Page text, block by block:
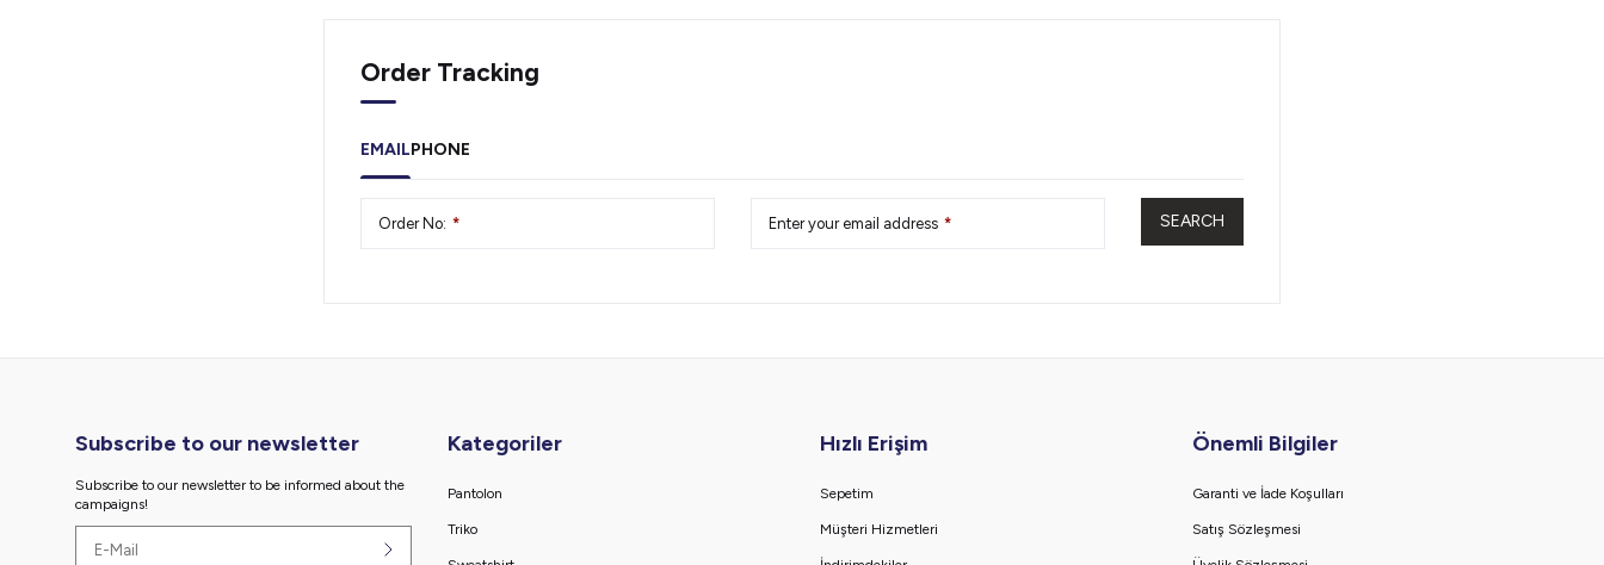
Order Tracking
EMAILPHONE
Order No: * Enter your email address * SEARCH
Subscribe to our newsletter
Subscribe to our newsletter to be informed about the
campaigns!
Kategoriler
Pantolon
Triko
Hızlı Erişim
Sepetim
Müşteri Hizmetleri
Önemli Bilgiler
Garanti ve İade Koşulları
Satış Sözleşmesi